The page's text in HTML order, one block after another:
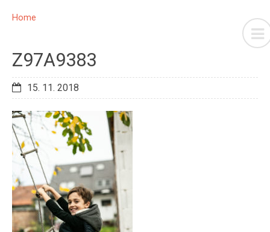
Home
Z97A9383
15. 11. 2018